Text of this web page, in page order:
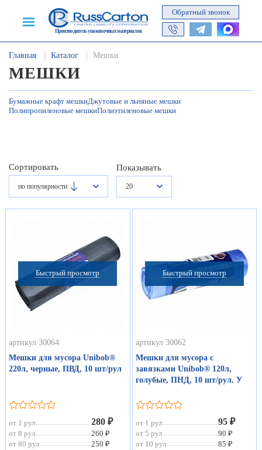
Производитель упаковочных материалов
Обратный звонок
Главная Каталог Мешки
МЕШКИ
Бумажные крафт мешкиДжутовые и льняные мешки
Полипропиленовые мешкиПолиэтиленовые мешки
Сортировать
по популярности
Показывать
20
Быстрый просмотр
артикул 30064
Мешки для мусора Unibob®
220л, черные, ПВД, 10 шт/рул
от 1 рул 280 ₽
от 8 рул
260 ₽
от 80 рул
250 ₽
Быстрый просмотр
артикул 30062
Мешки для мусора с
завязками Unibob® 120л,
голубые, ПНД, 10 шт/рул. У
от 1 рул 95 ₽
от 5 рул
90 ₽
от 10 рул
85 ₽